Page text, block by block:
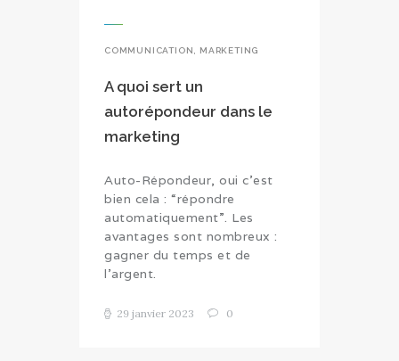
COMMUNICATION , MARKETING
A quoi sert un
autorépondeur dans le
marketing
Auto-Répondeur, oui c’est
bien cela : “répondre
automatiquement”. Les
avantages sont nombreux :
gagner du temps et de
l’argent.
29 janvier 2023 0